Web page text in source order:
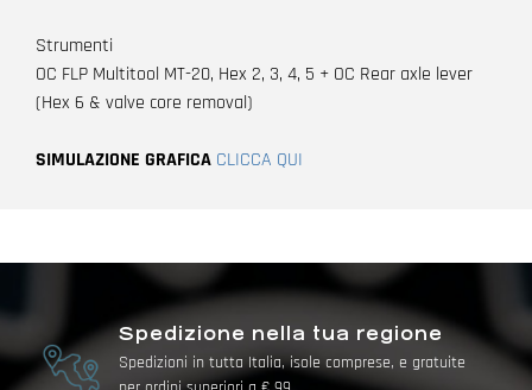
Strumenti
OC FLP Multitool MT-20, Hex 2, 3, 4, 5 + OC Rear axle lever
(Hex 6 & valve core removal)
SIMULAZIONE GRAFICA CLICCA QUI
Spedizione nella tua regione
Spedizioni in tutta Italia, isole comprese, e gratuite